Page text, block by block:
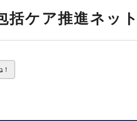
括ケア推進ネッ
！